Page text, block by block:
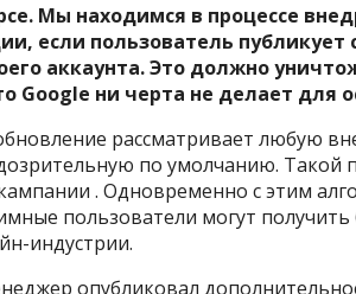
Мы находимся в процессе
если пользователь
аккаунта. Это должно
Google ни черта не делает для
рассматривает любую
по умолчанию. Такой
. Одновременно с этим
пользователи могут
индустрии.
опубликовал